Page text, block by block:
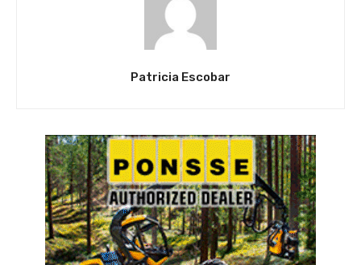
Patricia Escobar